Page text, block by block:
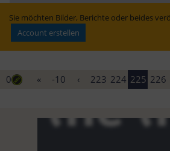
„muss garantiert
werden“
Sie möchten Bilder, Berichte oder beides
Account erstellen
0 « -10 ‹ 223 224 225 226